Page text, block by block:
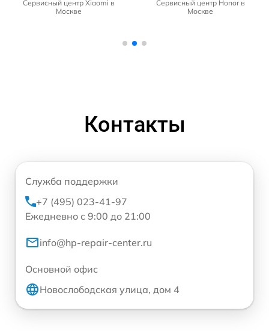
Сервисный центр Xiaomi в
Москве
Сервисный центр Honor в
Москве
Контакты
Служба поддержки
+7 (495) 023-41-97
Ежедневно с 9:00 до 21:00
info@hp-repair-center.ru
Основной офис
Новослободская улица, дом 4